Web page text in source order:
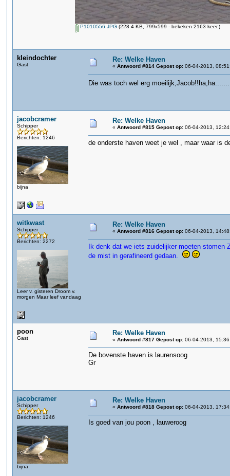
P1010556.JPG (228.4 KB, 799x599 - bekeken 2163 keer.)
kleindochter
Gast
Re: Welke Haven
« Antwoord #814 Gepost op:06-04-2013,
Die was toch wel erg
jacobcramer
Schipper
Berichten: 1246
bijna
Re: Welke Haven
« Antwoord #815 Gepost op:06-04-2013,
de onderste haven weet je wel , maar waar is
witkwast
Schipper
Berichten: 2272
Leer v. gisteren Droom v.
morgen Maar leef vandaag
Re: Welke Haven
« Antwoord #816 Gepost op:06-04-2013,
Ik denk dat we iets zuidelijker moeten
de mist in gerafineerd gedaan.
poon
Gast
Re: Welke Haven
« Antwoord #817 Gepost op:06-04-2013,
De bovenste haven is laurensoog
Gr
jacobcramer
Schipper
Berichten: 1246
bijna
Re: Welke Haven
« Antwoord #818 Gepost op:06-04-2013,
Is goed van jou poon , lauweroog